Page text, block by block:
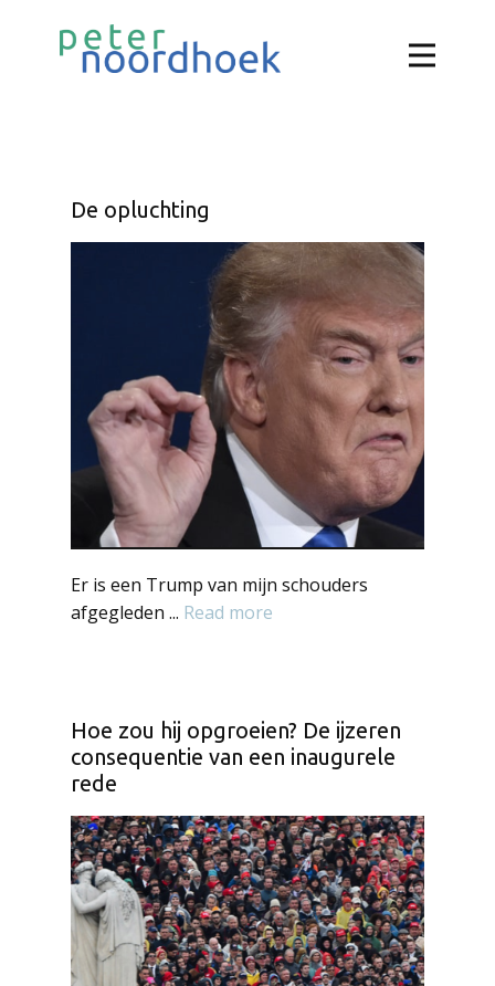
De opluchting
Er is een Trump van mijn schouders
afgegleden ... Read more
Hoe zou hij opgroeien? De ijzeren
consequentie van een inaugurele
rede